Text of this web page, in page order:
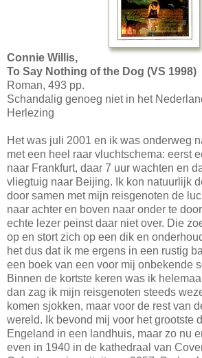
Connie Willis,
To Say Nothing of the Dog (VS 1998)
Roman, 493 pp.
Schandalig genoeg niet in het
Herlezing
Het was juli 2001 en ik was onderweg
met een heel raar vluchtschema: eerst
naar Frankfurt, daar 7 uur wachten en
vliegtuig naar Beijing. Ik kon natuurlijk
door samen met mijn reisgenoten de
naar achter en boven naar onder te
echte lezer peinst daar niet over. Die
op en stort zich op een dik en
het dus dat ik me ergens in een rustig
een boek van een voor mij onbekende
Binnen de kortste keren was ik
dan zag ik mijn reisgenoten steeds
komen sjokken, maar voor de rest van
wereld. Ik bevond mij voor het grootste
Engeland in een landhuis, maar zo nu
even in 1940 in de kathedraal van